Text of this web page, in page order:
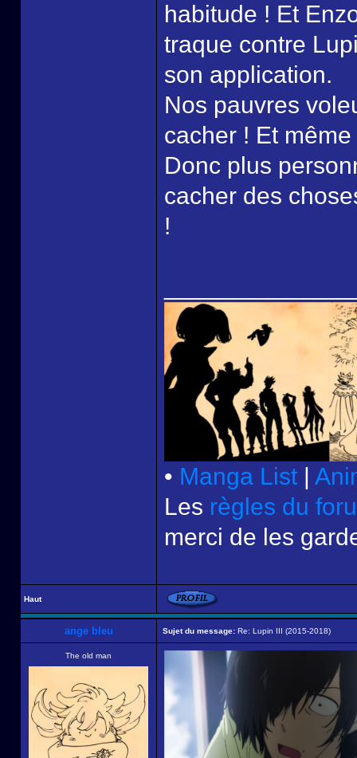
habitude ! Et
traque contre
son application.
Nos pauvres
cacher ! Et
Donc plus
cacher des
!
• Manga List |
Les règles du
merci de les
Haut
ange bleu Sujet du message: Re: Lupin III (2015-2018)
The old man